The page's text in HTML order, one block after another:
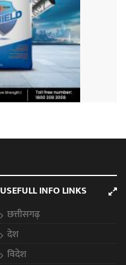
USEFULL INFO LINKS
छत्तीसगढ़
देश
विदेश